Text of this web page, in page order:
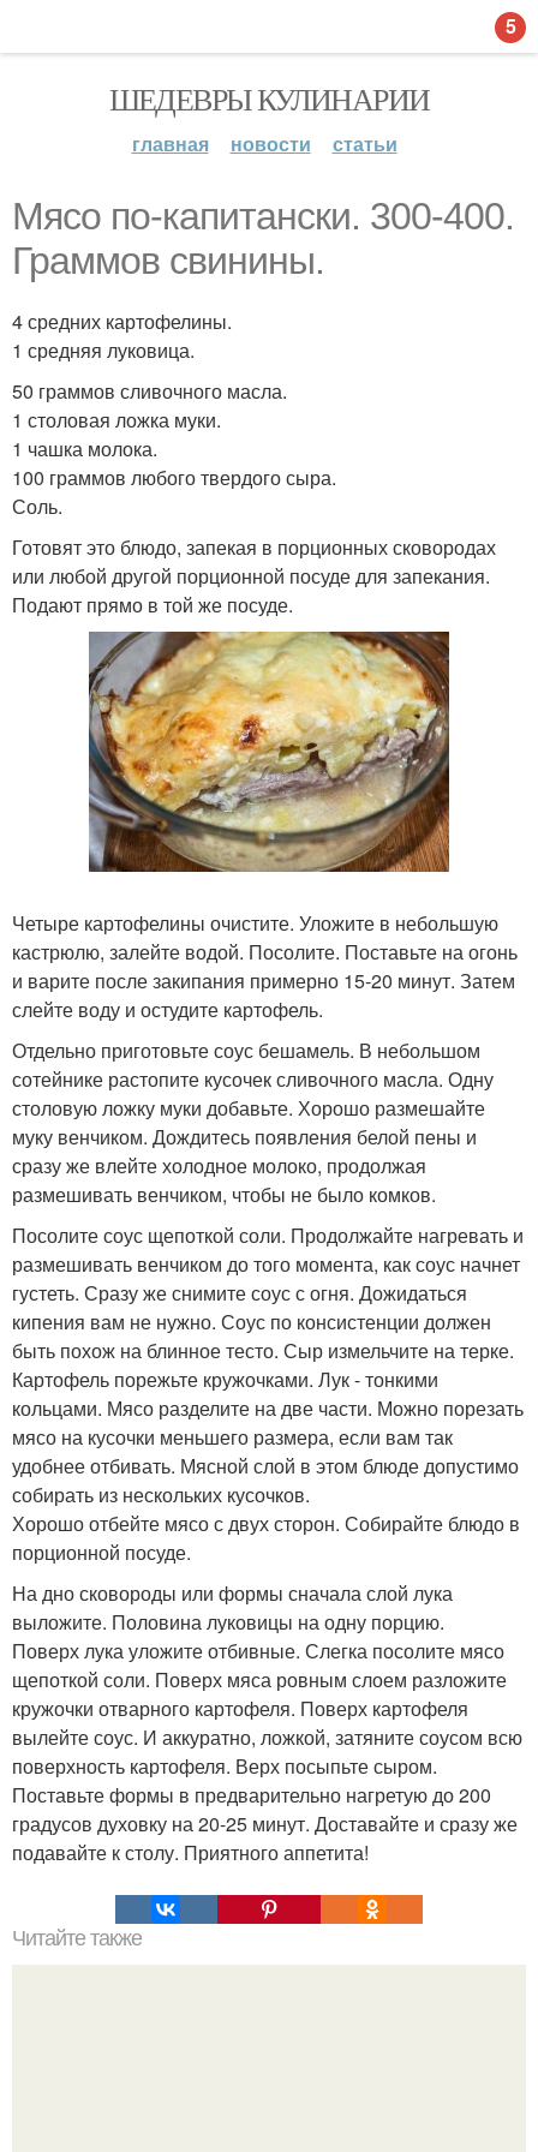
ШЕДЕВРЫ КУЛИНАРИИ
главная новости статьи
Мясо по-капитански. 300-400.
Граммов свинины.
4 средних картофелины.
1 средняя луковица.
50 граммов сливочного масла.
1 столовая ложка муки.
1 чашка молока.
100 граммов любого твердого сыра.
Соль.
Готовят это блюдо, запекая в порционных сковородах
или любой другой порционной посуде для запекания.
Подают прямо в той же посуде.
Четыре картофелины очистите. Уложите в небольшую
кастрюлю, залейте водой. Посолите. Поставьте на огонь
и варите после закипания примерно 15-20 минут. Затем
слейте воду и остудите картофель.
Отдельно приготовьте соус бешамель. В небольшом
сотейнике растопите кусочек сливочного масла. Одну
столовую ложку муки добавьте. Хорошо размешайте
муку венчиком. Дождитесь появления белой пены и
сразу же влейте холодное молоко, продолжая
размешивать венчиком, чтобы не было комков.
Посолите соус щепоткой соли. Продолжайте нагревать и
размешивать венчиком до того момента, как соус начнет
густеть. Сразу же снимите соус с огня. Дожидаться
кипения вам не нужно. Соус по консистенции должен
быть похож на блинное тесто. Сыр измельчите на терке.
Картофель порежьте кружочками. Лук - тонкими
кольцами. Мясо разделите на две части. Можно порезать
мясо на кусочки меньшего размера, если вам так
удобнее отбивать. Мясной слой в этом блюде допустимо
собирать из нескольких кусочков.
Хорошо отбейте мясо с двух сторон. Собирайте блюдо в
порционной посуде.
На дно сковороды или формы сначала слой лука
выложите. Половина луковицы на одну порцию.
Поверх лука уложите отбивные. Слегка посолите мясо
щепоткой соли. Поверх мяса ровным слоем разложите
кружочки отварного картофеля. Поверх картофеля
вылейте соус. И аккуратно, ложкой, затяните соусом всю
поверхность картофеля. Верх посыпьте сыром.
Поставьте формы в предварительно нагретую до 200
градусов духовку на 20-25 минут. Доставайте и сразу же
подавайте к столу. Приятного аппетита!
Читайте также
5